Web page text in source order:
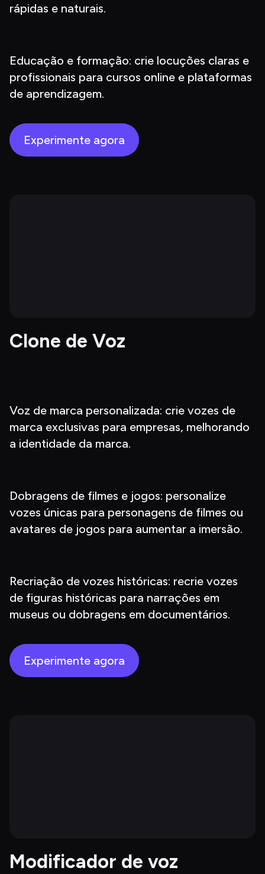
rápidas e naturais.
Educação e formação: crie locuções claras e
profissionais para cursos online e plataformas
de aprendizagem.
Experimente agora
Clone de Voz
Voz de marca personalizada: crie vozes de
marca exclusivas para empresas, melhorando
a identidade da marca.
Dobragens de filmes e jogos: personalize
vozes únicas para personagens de filmes ou
avatares de jogos para aumentar a imersão.
Recriação de vozes históricas: recrie vozes
de figuras históricas para narrações em
museus ou dobragens em documentários.
Experimente agora
Modificador de voz